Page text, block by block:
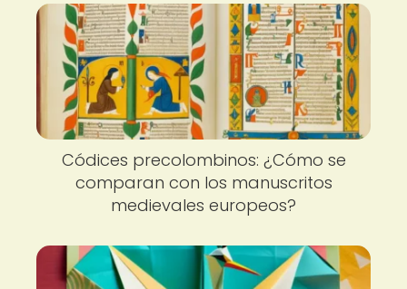
Códices precolombinos: ¿Cómo se
comparan con los manuscritos
medievales europeos?